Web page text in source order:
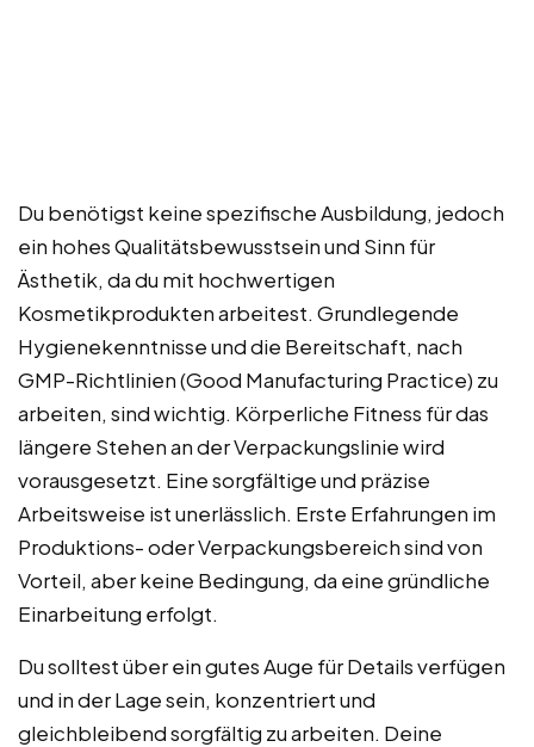
Du benötigst keine spezifische Ausbildung, jedoch
ein hohes Qualitätsbewusstsein und Sinn für
Ästhetik, da du mit hochwertigen
Kosmetikprodukten arbeitest. Grundlegende
Hygienekenntnisse und die Bereitschaft, nach
GMP-Richtlinien (Good Manufacturing Practice) zu
arbeiten, sind wichtig. Körperliche Fitness für das
längere Stehen an der Verpackungslinie wird
vorausgesetzt. Eine sorgfältige und präzise
Arbeitsweise ist unerlässlich. Erste Erfahrungen im
Produktions- oder Verpackungsbereich sind von
Vorteil, aber keine Bedingung, da eine gründliche
Einarbeitung erfolgt.
Du solltest über ein gutes Auge für Details verfügen
und in der Lage sein, konzentriert und
gleichbleibend sorgfältig zu arbeiten. Deine